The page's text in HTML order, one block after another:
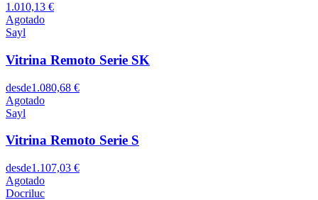
1.010,13 €
Agotado
Sayl
Vitrina Remoto Serie SK
desde1.080,68 €
Agotado
Sayl
Vitrina Remoto Serie S
desde1.107,03 €
Agotado
Docriluc